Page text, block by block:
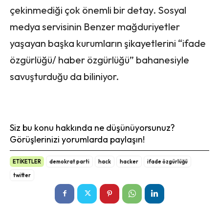
çekinmediği çok önemli bir detay. Sosyal
medya servisinin Benzer mağduriyetler
yaşayan başka kurumların şikayetlerini “ifade
özgürlüğü/ haber özgürlüğü” bahanesiyle
savuşturduğu da biliniyor.
E
O
n
t
e
Siz bu konu hakkında ne düşünüyorsunuz?
Görüşlerinizi yorumlarda paylaşın!
ETİKETLER demokrat parti hack hacker
ifade özgürlüğü
twitter